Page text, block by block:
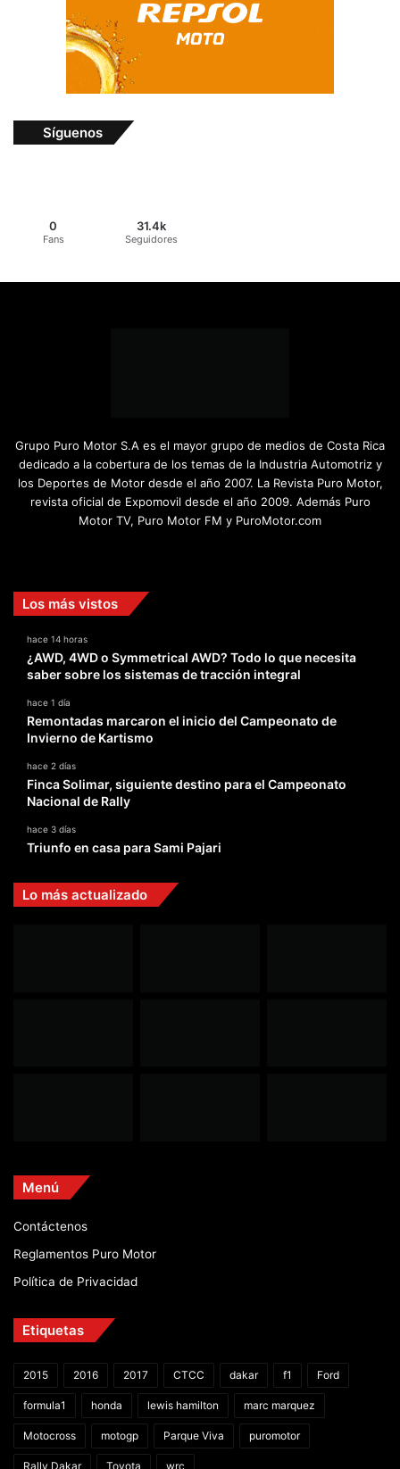
Síguenos
0
Fans
31.4k
Seguidores
Grupo Puro Motor S.A es el mayor grupo de medios de Costa Rica
dedicado a la cobertura de los temas de la Industria Automotriz y
los Deportes de Motor desde el año 2007. La Revista Puro Motor,
revista oficial de Expomovil desde el año 2009. Además Puro
Motor TV, Puro Motor FM y PuroMotor.com
Los más vistos
hace 14 horas
¿AWD, 4WD o Symmetrical AWD? Todo lo que necesita
saber sobre los sistemas de tracción integral
hace 1 día
Remontadas marcaron el inicio del Campeonato de
Invierno de Kartismo
hace 2 días
Finca Solimar, siguiente destino para el Campeonato
Nacional de Rally
hace 3 días
Triunfo en casa para Sami Pajari
Lo más actualizado
Menú
Contáctenos
Reglamentos Puro Motor
Política de Privacidad
Etiquetas
2015 2016 2017 CTCC dakar f1 Ford
formula1 honda lewis hamilton marc marquez
Motocross motogp Parque Viva puromotor
Rally Dakar Toyota wrc